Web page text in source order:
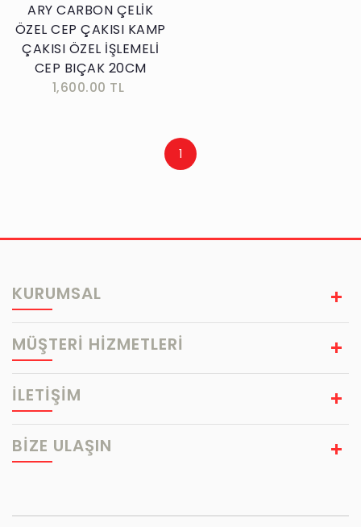
ARY CARBON ÇELİK
ÖZEL CEP ÇAKISI KAMP
ÇAKISI ÖZEL İŞLEMELİ
CEP BIÇAK 20CM
1,600.00 TL
1
KURUMSAL
MÜŞTERİ HİZMETLERİ
İLETİŞİM
BIZE ULAŞIN